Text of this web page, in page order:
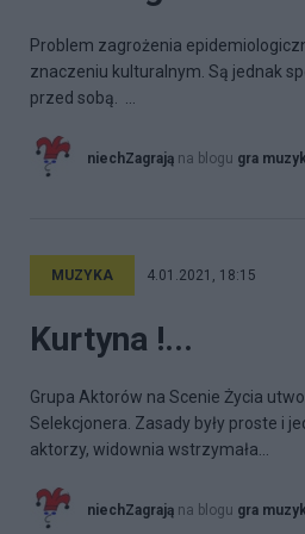
Problem zagrożenia
znaczeniu kulturalnym. Są jednak
przed sobą. ...
niechZagrają na blogu gra
MUZYKA 4.01.2021, 18:15
Kurtyna !...
Grupa Aktorów na Scenie Życia
Selekcjonera. Zasady były proste i
aktorzy, widownia wstrzymała...
niechZagrają na blogu gra